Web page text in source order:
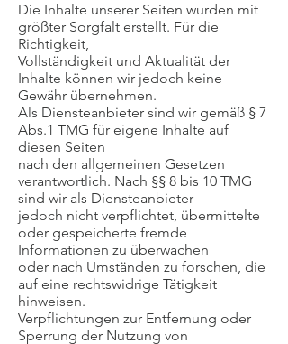
Die Inhalte unserer Seiten wurden mit
größter Sorgfalt erstellt. Für die
Richtigkeit,
Vollständigkeit und Aktualität der
Inhalte können wir jedoch keine
Gewähr übernehmen.
Als Diensteanbieter sind wir gemäß § 7
Abs.1 TMG für eigene Inhalte auf
diesen Seiten
nach den allgemeinen Gesetzen
verantwortlich. Nach §§ 8 bis 10 TMG
sind wir als Diensteanbieter
jedoch nicht verpflichtet, übermittelte
oder gespeicherte fremde
Informationen zu überwachen
oder nach Umständen zu forschen, die
auf eine rechtswidrige Tätigkeit
hinweisen.
Verpflichtungen zur Entfernung oder
Sperrung der Nutzung von